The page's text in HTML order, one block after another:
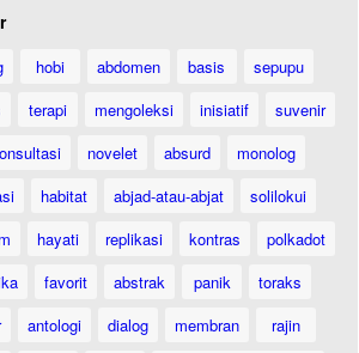
hobi abdomen basis
sepupu
terapi mengoleksi inisiatif
suvenir
novelet absurd
monolog
habitat abjad-atau-abjat
solilokui
hayati replikasi kontras
polkadot
favorit abstrak panik
toraks
antologi dialog membran
rajin